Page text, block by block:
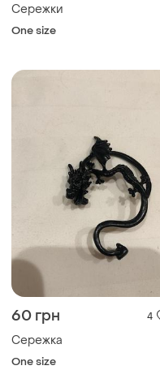
Сережки
One size
60 грн 4
Сережка
One size